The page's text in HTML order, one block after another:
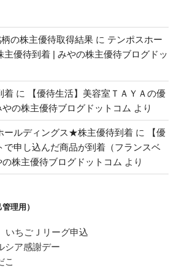
の株主優待取得結果 に テンポスホー
優待到着 | みやの株主優待ブログドッ
着 に
【優待生活】美容室ＴＡＹＡの優
の株主優待ブログドットコム より
ールディングス★株主優待到着 に
【優
で申し込んだ商品が到着（フランスベ
株主優待ブログドットコム より
理用）
ちごＪリーグ申込
ア感謝デー
こ